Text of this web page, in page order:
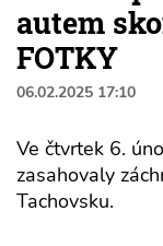
autem
FOTKY
06.02.2025 17:10
Ve čtvrtek 6.
zasahovaly
Tachovsku.